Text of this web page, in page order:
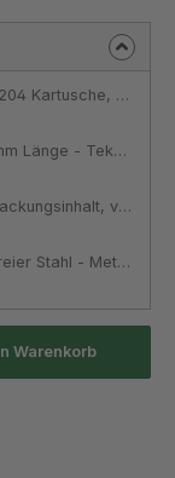
für Ausbohrwerkzeug 120-170 CCMT 1204 Kartusche, kompatibel - Teknik Makina
7mm Torx Schraube, M5 Gewinde, 12mm Länge - Teknik Makina
T20 Torx-Schlüssel, langlebig, 0,1kg Packungsinhalt, vielseitig einsetzbar - Teknik Makina
CCMT 120404 aus Hartmetall für rostfreier Stahl - MetavCUT
Warenkorb